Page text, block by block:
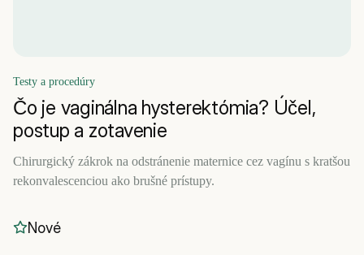
Testy a procedúry
Čo je vaginálna hysterektómia? Účel,
postup a zotavenie
Chirurgický zákrok na odstránenie maternice cez vagínu s kratšou
rekonvalescenciou ako brušné prístupy.
Nové